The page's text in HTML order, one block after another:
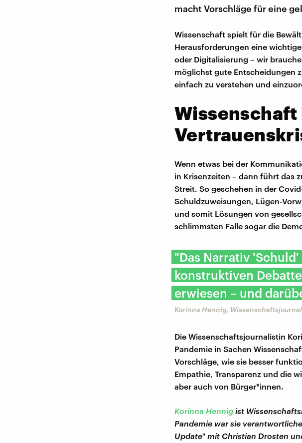
macht Vorschläge für eine
Wissenschaft spielt für die
Herausforderungen eine
oder Digitalisierung – wir
möglichst gute Entscheidungen
einfach zu verstehen und
Wissenschaft
Wenn etwas bei der
in Krisenzeiten – dann führt das
Streit. So geschehen in der
Schuldzuweisungen, Lügen-
und somit Lösungen von
schlimmsten Falle sogar die
"Das Narrativ
konstruktiven
erwiesen – und
Korinna Hennig,
Die Wissenschaftsjournalistin
Pandemie in Sachen
Vorschläge, wie sie besser
Empathie, Transparenz und die
aber auch von Bürger*innen.
Korinna Hennig ist
Pandemie war sie
Update" mit Christian Drosten